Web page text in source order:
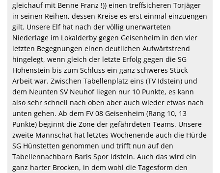
gleichauf mit Benne Franz !)) einen treffsicheren Torjäger
in seinen Reihen, dessen Kreise es erst einmal einzuengen
gilt. Unsere Elf hat nach der völlig unerwarteten
Niederlage im Lokalderby gegen Geisenheim in den vier
letzten Begegnungen einen deutlichen Aufwärtstrend
hingelegt, wenn gleich der letzte Erfolg gegen die SG
Hohenstein bis zum Schluss ein ganz schweres Stück
Arbeit war. Zwischen Tabellenplatz eins (TV Idstein) und
dem Neunten SV Neuhof liegen nur 10 Punkte, es kann
also sehr schnell nach oben aber auch wieder etwas nach
unten gehen. Ab dem FV 08 Geisenheim (Rang 10, 13
Punkte) beginnt die Zone der gefährdeten Teams. Unsere
zweite Mannschat hat letztes Wochenende auch die Hürde
SG Hünstetten genommen und trifft nun auf den
Tabellennachbarn Baris Spor Idstein. Auch das wird ein
ganz harter Brocken, in dem wohl die Tagesform den